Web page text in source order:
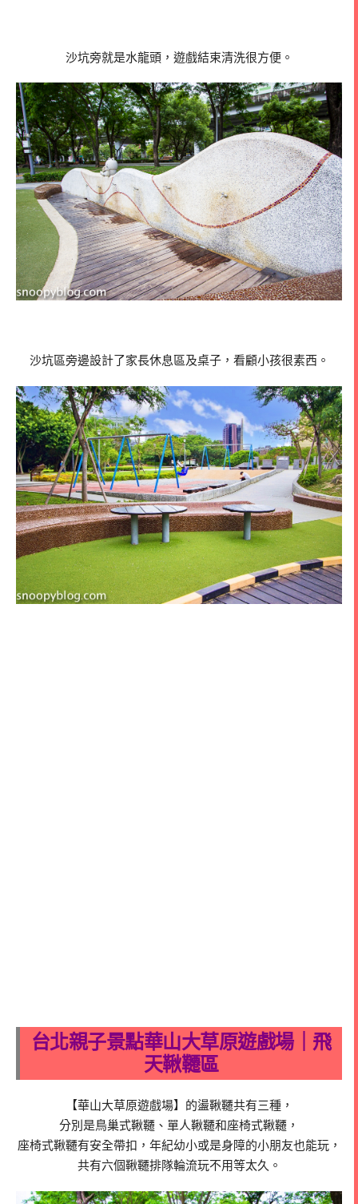
沙坑旁就是水龍頭，遊戲結束清洗很方便。
沙坑區旁邊設計了家長休息區及桌子，看顧小孩很素西。
台北親子景點華山大草原遊戲場｜飛
天鞦韆區
【華山大草原遊戲場】的盪鞦韆共有三種，
分別是鳥巢式鞦韆、單人鞦韆和座椅式鞦韆，
座椅式鞦韆有安全帶扣，年紀幼小或是身障的小朋友也能玩，
共有六個鞦韆排隊輪流玩不用等太久。